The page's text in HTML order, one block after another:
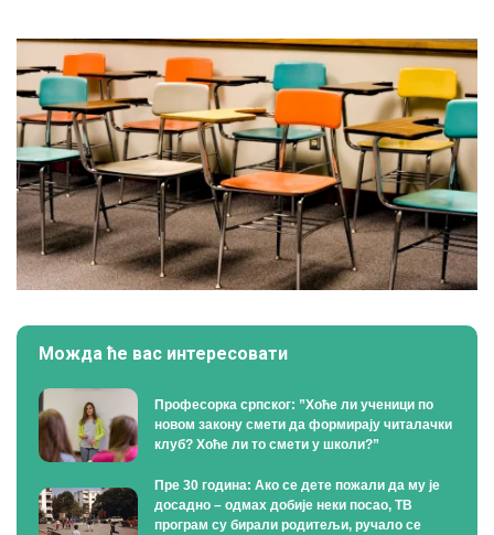
Можда ће вас интересовати
Професорка српског: ”Хоће ли ученици по
новом закону смети да формирају читалачки
клуб? Хоће ли то смети у школи?”
Пре 30 година: Ако се дете пожали да му је
досадно – одмах добије неки посао, ТВ
програм су бирали родитељи, ручало се